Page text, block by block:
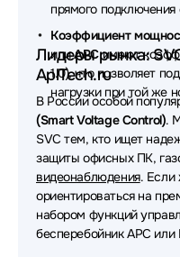
Источники
Источники
Источники
Источники
Источники
прямого
Коэффициент
илиAPCимеют
1.0), что позволяет
нагрузки при той же
Лидеры рынка:
AplTech.ru
В России особой
(Smart Voltage Control).
SVC тем, кто ищет
защиты офисных ПК,
видеонаблюдения. Если
ориентироваться на
набором функций
бесперебойник APC или